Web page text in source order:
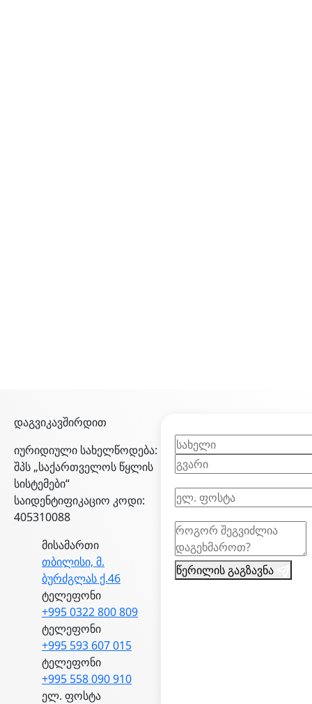
დაგვიკავშირდით
იურიდიული სახელწოდება:
შპს „საქართველოს წყლის
სისტემები“
საიდენტიფიკაციო კოდი:
405310088
მისამართი
თბილისი, მ.
ბურძგლას ქ.46
ტელეფონი
+995 0322 800 809
ტელეფონი
+995 593 607 015
ტელეფონი
+995 558 090 910
ელ. ფოსტა
წერილის გაგზავნა